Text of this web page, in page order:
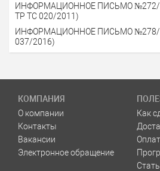
ИНФОРМАЦИОННОЕ ПИСЬМО №272/
ТР ТС 020/2011)
ИНФОРМАЦИОННОЕ ПИСЬМО №278/
037/2016)
КОМПАНИЯ
О компании
Контакты
Вакансии
Электронное обращение
Как